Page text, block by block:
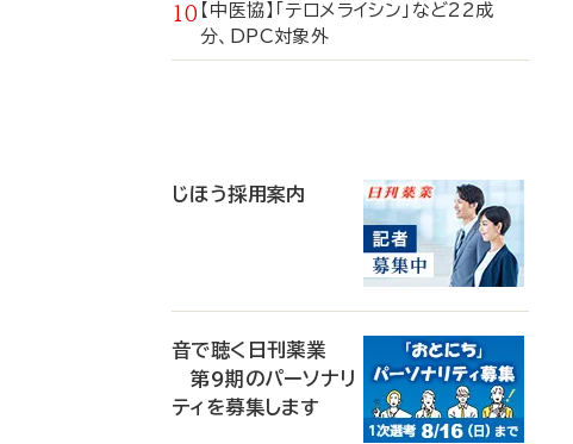
【中医協】「テロメライシン」など22成
分、DPC対象外
じほう採用案内
音で聴く日刊薬業
第9期のパーソナリ
ティを募集します